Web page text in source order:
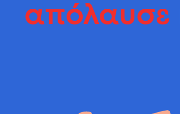
απόλαυσε